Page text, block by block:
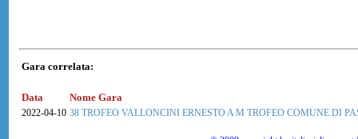
Gara correlata:
Data Nome Gara
2022-04-10 38 TROFEO VALLONCINI ERNESTO A M TROFEO COMUNE DI